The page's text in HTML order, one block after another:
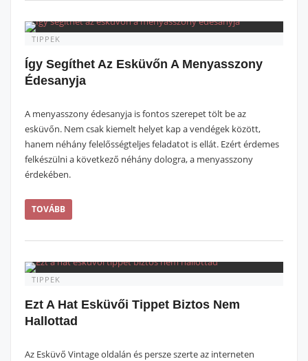
TIPPEK
Így Segíthet Az Esküvőn A Menyasszony
Édesanyja
A menyasszony édesanyja is fontos szerepet tölt be az
esküvőn. Nem csak kiemelt helyet kap a vendégek között,
hanem néhány felelősségteljes feladatot is ellát. Ezért érdemes
felkészülni a következő néhány dologra, a menyasszony
érdekében.
TOVÁBB
TIPPEK
Ezt A Hat Esküvői Tippet Biztos Nem
Hallottad
Az Esküvő Vintage oldalán és persze szerte az interneten